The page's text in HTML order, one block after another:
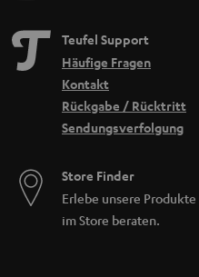
Teufel Support
Häufige Fragen
Kontakt
Rückgabe / Rücktritt
Sendungsverfolgung
Store Finder
Erlebe unsere
im Store beraten.